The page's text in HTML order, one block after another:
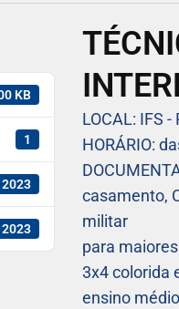
KB
1
LOCAL: IFS
HORÁRIO:
casamento,
militar
para
3x4 colorida
ensino